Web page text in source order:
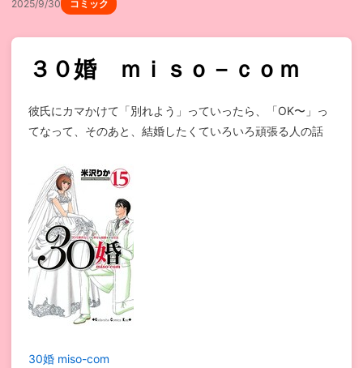
2025/9/30 コミック
３０婚 ｍｉｓｏ－ｃｏｍ
彼氏にカマかけて「別れよう」っていったら、「OK〜」っ
てなって、そのあと、結婚したくていろいろ頑張る人の話
30婚 miso-com